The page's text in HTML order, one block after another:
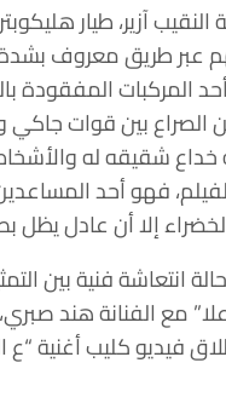
آزير، طيار
عبر طريق معروف بشدة
أحد المركبات
الصراع بين قوات جاكي
خداع شقيقه له
فهو أحد
إلا أن عادل يظل
انتعاشة فنية بين
مع الفنانة هند
فيديو كليب أغنية “ع